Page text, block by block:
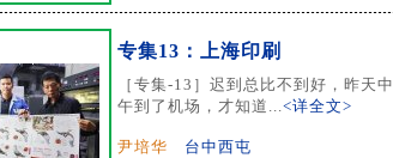
专集13：上海印刷
［专集-13］迟到总比不到好，昨天中
午到了机场，才知道...<详全文>
尹培华
台中西屯